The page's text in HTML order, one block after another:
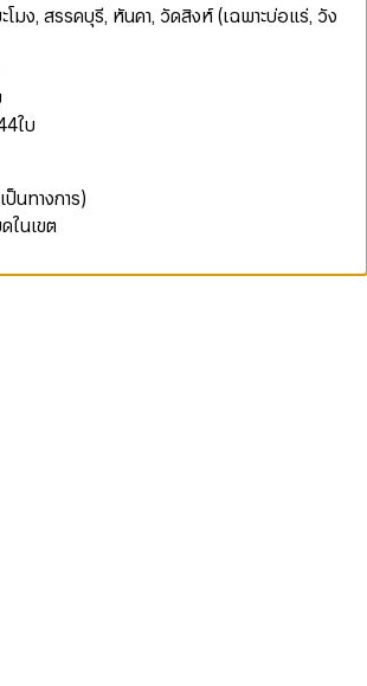
โมง, สรรคบุรี, หันคา, วัดสิงห์ (เฉพาะบ่อแร่, วัง
ใบ
นทางการ)
นเขต